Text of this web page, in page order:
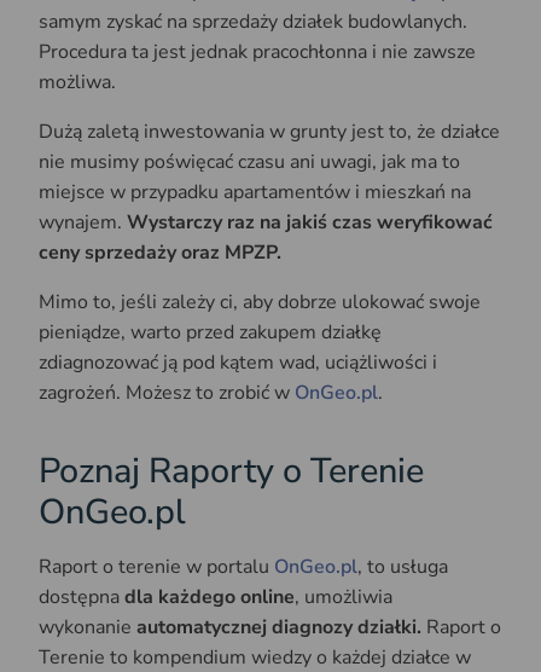
samym zyskać na sprzedaży działek budowlanych.
Procedura ta jest jednak pracochłonna i nie zawsze
możliwa.
Dużą zaletą inwestowania w grunty jest to, że działce
nie musimy poświęcać czasu ani uwagi, jak ma to
miejsce w przypadku apartamentów i mieszkań na
wynajem. Wystarczy raz na jakiś czas weryfikować
ceny sprzedaży oraz MPZP.
Mimo to, jeśli zależy ci, aby dobrze ulokować swoje
pieniądze, warto przed zakupem działkę
zdiagnozować ją pod kątem wad, uciążliwości i
zagrożeń. Możesz to zrobić w OnGeo.pl.
Poznaj Raporty o Terenie
OnGeo.pl
Raport o terenie w portalu OnGeo.pl, to usługa
dostępnadla każdego online, umożliwia
wykonanie automatycznej diagnozy działki. Raport o
Terenie to kompendium wiedzy o każdej działce w